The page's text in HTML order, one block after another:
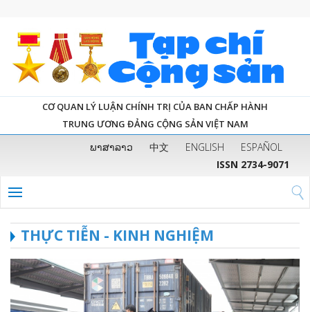
CƠ QUAN LÝ LUẬN CHÍNH TRỊ CỦA BAN CHẤP HÀNH
TRUNG ƯƠNG ĐẢNG CỘNG SẢN VIỆT NAM
ພາສາລາວ 中文 ENGLISH
ESPAÑOL
ISSN 2734-9071
THỰC TIỄN - KINH NGHIỆM